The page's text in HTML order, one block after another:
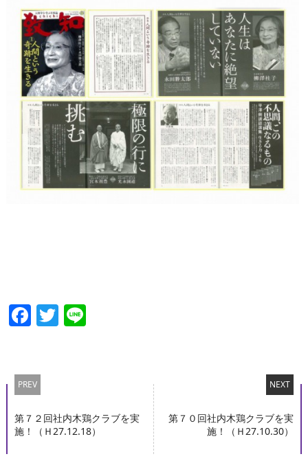
Facebook
Twitter
Line
PREV
第７２回社内木鶏クラブを実
施！（Ｈ27.12.18）
NEXT
第７０回社内木鶏クラブを実
施！（Ｈ27.10.30）